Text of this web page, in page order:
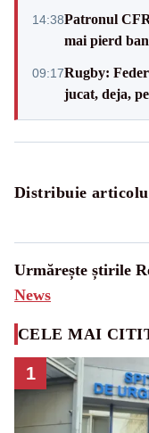
14:38Patronul
mai pierd
09:17Rugby:
jucat, deja,
Distribuie
Urmărește știrile
News
CELE MAI
1